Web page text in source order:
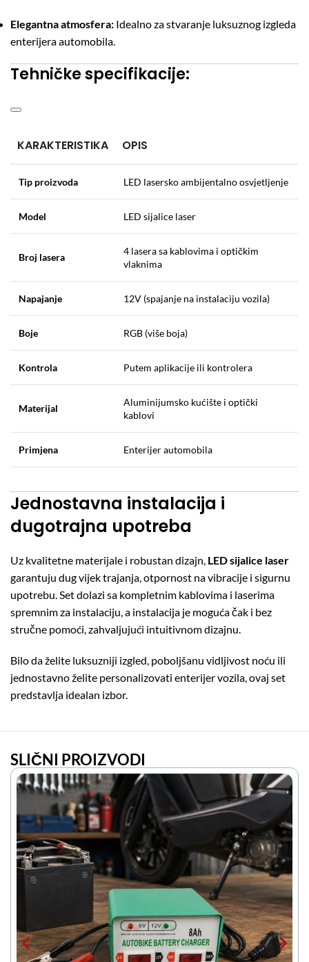
Elegantna atmosfera: Idealno za stvaranje luksuznog izgleda
enterijera automobila.
Tehničke specifikacije:
KARAKTERISTIKA OPIS
Tip proizvoda LED lasersko ambijentalno osvjetljenje
Model LED sijalice laser
Broj lasera
4 lasera sa kablovima i optičkim
vlaknima
Napajanje 12V (spajanje na instalaciju vozila)
Boje RGB (više boja)
Kontrola Putem aplikacije ili kontrolera
Materijal
Aluminijumsko kućište i optički
kablovi
Primjena Enterijer automobila
Jednostavna instalacija i
dugotrajna upotreba
Uz kvalitetne materijale i robustan dizajn, LED sijalice laser
garantuju dug vijek trajanja, otpornost na vibracije i sigurnu
upotrebu. Set dolazi sa kompletnim kablovima i laserima
spremnim za instalaciju, a instalacija je moguća čak i bez
stručne pomoći, zahvaljujući intuitivnom dizajnu.
Bilo da želite luksuzniji izgled, poboljšanu vidljivost noću ili
jednostavno želite personalizovati enterijer vozila, ovaj set
predstavlja idealan izbor.
SLIČNI PROIZVODI